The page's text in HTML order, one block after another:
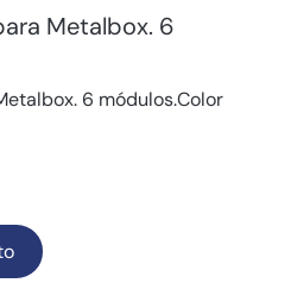
Metalbox. 6
6 módulos.Color